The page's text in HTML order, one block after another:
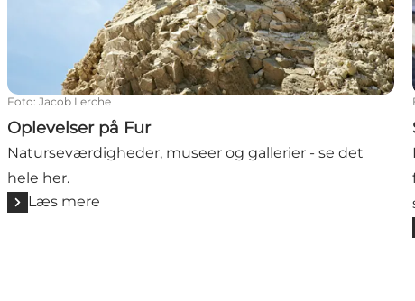
Foto: Jacob Lerche
Oplevelser på Fur
Naturseværdigheder, museer og gallerier - se det
hele her.
Læs mere